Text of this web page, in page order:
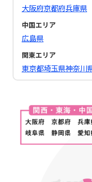
大阪府京都府兵庫県
中国エリア
広島県
関東エリア
東京都埼玉県神奈川